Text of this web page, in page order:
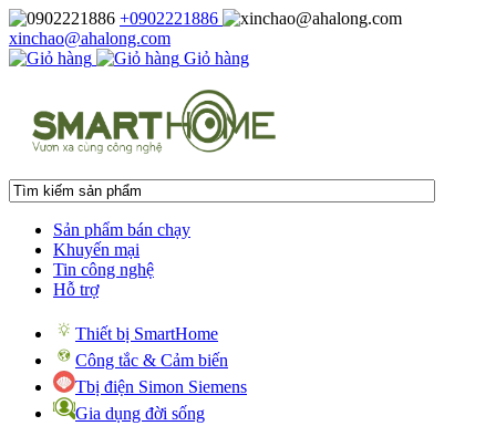
+0902221886
xinchao@ahalong.com
Giỏ hàng
Sản phẩm bán chạy
Khuyến mại
Tin công nghệ
Hỗ trợ
Thiết bị SmartHome
Công tắc & Cảm biến
Tbị điện Simon Siemens
Gia dụng đời sống